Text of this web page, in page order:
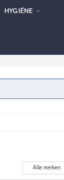
HYGIËNE
Alle merken